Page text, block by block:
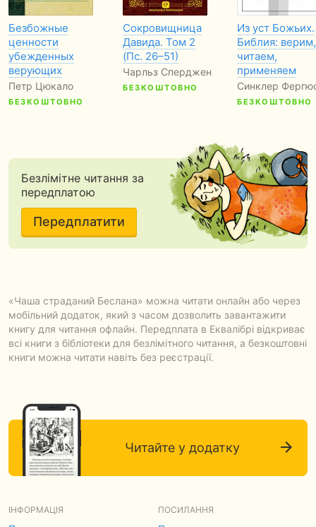
Безбожные
ценности
убежденных
верующих
Петр Цюкало
БЕЗКОШТОВНО
Сокровищница
Давида. Том 2
(Пс. 26–51)
Чарльз Сперджен
БЕЗКОШТОВНО
Из уст Божьих.
Библия: верим,
читаем,
применяем
Синклер
БЕЗКОШТОВНО
Безлімітне читання за
передплатою
Передплатити
«Чаша страданий Беслана» можна читати онлайн або через
мобільний додаток, який з часом дозволить завантажити
книгу для читання офлайн. Передплата в Еквалібрі відкриває
всі книги з бібліотеки для безлімітного читання, а безкоштовні
книги можна читати навіть без реєстрації.
Читайте у додатку
ІНФОРМАЦІЯ ПОСИЛАННЯ